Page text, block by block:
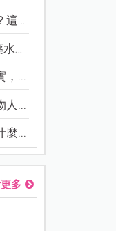
8...
...
，...
人...
麼...
多